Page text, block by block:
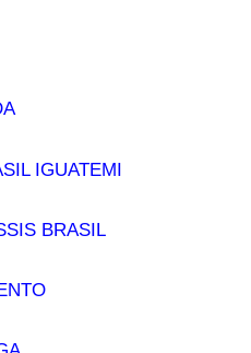
IGUATEMI
BRASIL